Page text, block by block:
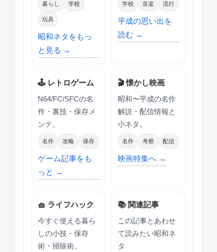
暮らし 学校
玩具
昭和ネタをもっ
と見る →
学校 音楽 流行
平成の思い出を
読む →
🕹 レトロゲーム
N64/FC/SFCの名
作・裏技・保存メ
ンテ。
名作 攻略 保存
ゲーム記事をも
っと →
🎬 懐かし映画
昭和〜平成の名作
解説・配信情報と
小ネタ。
名作 考察 配信
映画特集へ →
🧺 ライフハック
今すぐ使える暮ら
しの小技・保存
術・掃除術。
📚 関連記事
この記事とあわせ
て読みたい昭和ネ
タ